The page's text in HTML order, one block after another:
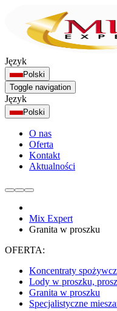
Język
Polski
Toggle navigation
Język
Polski
O nas
Oferta
Kontakt
Aktualności
Mix Expert
Granita w proszku
OFERTA:
Koncentraty
Lody w proszku,
Granita w proszku
Specjalistyczne